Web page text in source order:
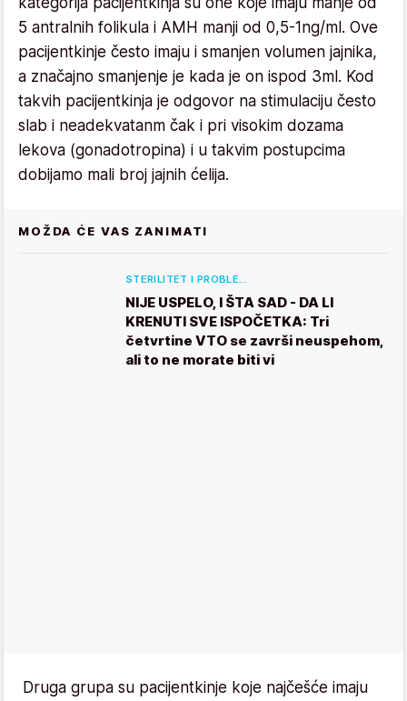
5 antralnih folikula i AMH manji od 0,5-1ng/ml. Ove
pacijentkinje često imaju i smanjen volumen jajnika,
a značajno smanjenje je kada je on ispod 3ml. Kod
takvih pacijentkinja je odgovor na stimulaciju često
slab i neadekvatanm čak i pri visokim dozama
lekova (gonadotropina) i u takvim postupcima
dobijamo mali broj jajnih ćelija.
MOŽDA ĆE VAS ZANIMATI
STERILITET I PROBLE…
NIJE USPELO, I ŠTA SAD - DA LI
KRENUTI SVE ISPOČETKA: Tri
četvrtine VTO se završi neuspehom,
ali to ne morate biti vi
Druga grupa su pacijentkinje koje najčešće imaju